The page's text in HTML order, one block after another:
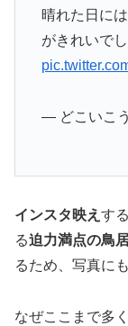
晴れた日に
がきれいでし
— どこいこ
インスタ映え す
る迫力満点の鳥
るため、写真に
なぜここまで多